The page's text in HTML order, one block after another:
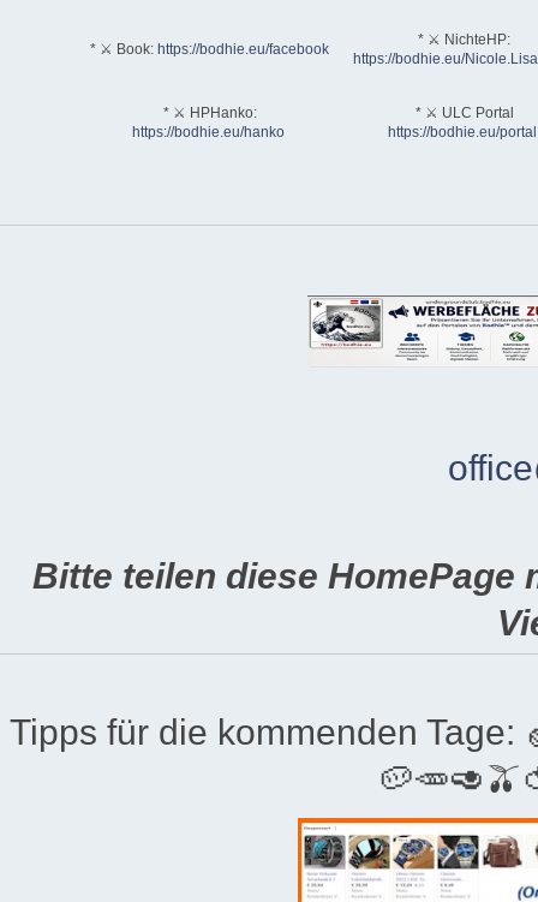
* ⚔ Book: https://bodhie.eu/facebook
* ⚔ NichteHP:
https://bodhie.eu/
* ⚔ HPHanko:
https://bodhie.eu/hanko
* ⚔ ULC Portal
https://bodhie.eu/portal
Bitte teilen diese HomePage
Tipps für die kommenden